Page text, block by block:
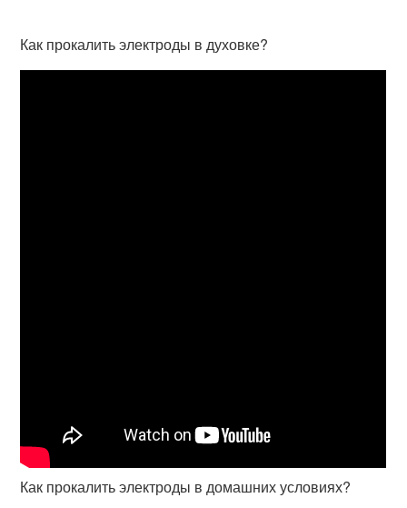
Как прокалить электроды в духовке?
Как прокалить электроды в домашних условиях?